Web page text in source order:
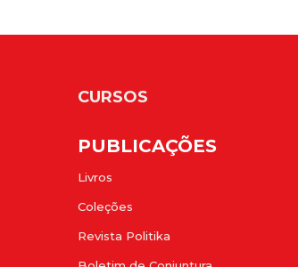
CURSOS
PUBLICAÇÕES
Livros
Coleções
Revista Politika